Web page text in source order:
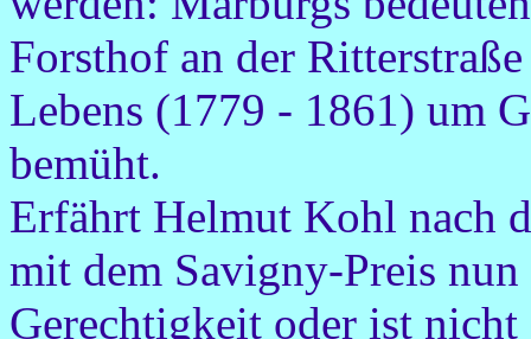
Forsthof an der
Lebens (1779 - 1861) um
bemüht.
Erfährt Helmut Kohl nach
mit dem Savigny-Preis
Gerechtigkeit oder ist nicht